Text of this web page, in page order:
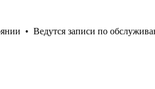
• Ведутся записи по